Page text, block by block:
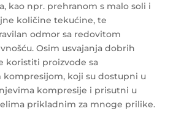
kao npr. prehranom s malo soli i
količine tekućine, te
odmor sa redovitom
Osim usvajanja dobrih
koristiti proizvode sa
kompresijom, koji su dostupni u
kompresije i prisutni u
prikladnim za mnoge prilike.